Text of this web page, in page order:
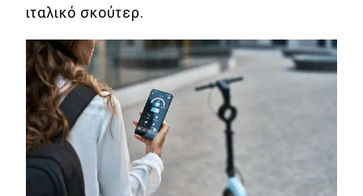
Classic
Νέα
Παρουσιάσεις
DRIVE Away
ιταλικό σκούτερ.